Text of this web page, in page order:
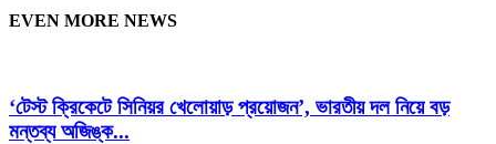
EVEN MORE NEWS
‘টেস্ট ক্রিকেটে সিনিয়র খেলোয়াড় প্রয়োজন’, ভারতীয় দল নিয়ে বড়
মন্তব্য অজিঙ্ক...